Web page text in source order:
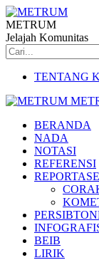
METRUM
Jelajah Komunitas
TENTANG
BERANDA
NADA
NOTASI
REFERENSI
REPORTASE
BEIB
LIRIK